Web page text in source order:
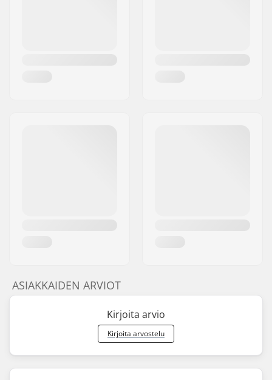
ASIAKKAIDEN ARVIOT
Kirjoita arvio
Kirjoita arvostelu